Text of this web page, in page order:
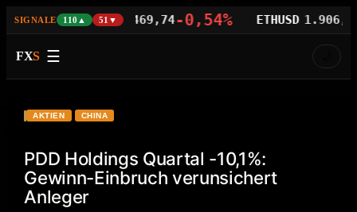
SIGNALE 110▲ 51▼
BTCUSD 64.469,74-0,54% ETHUSD 1.906,68-
FXS ☰
AKTIEN CHINA
PDD Holdings Quartal -10,1%:
Gewinn-Einbruch verunsichert
Anleger